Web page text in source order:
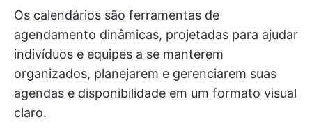
Os calendários são ferramentas de
agendamento dinâmicas, projetadas para ajudar
indivíduos e equipes a se manterem
organizados, planejarem e gerenciarem suas
agendas e disponibilidade em um formato visual
claro.